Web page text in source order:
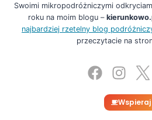
Swoimi mikropodróżniczymi
roku na moim blogu –
najbardziej rzetelny blog
przeczytacie na
Wspieraj